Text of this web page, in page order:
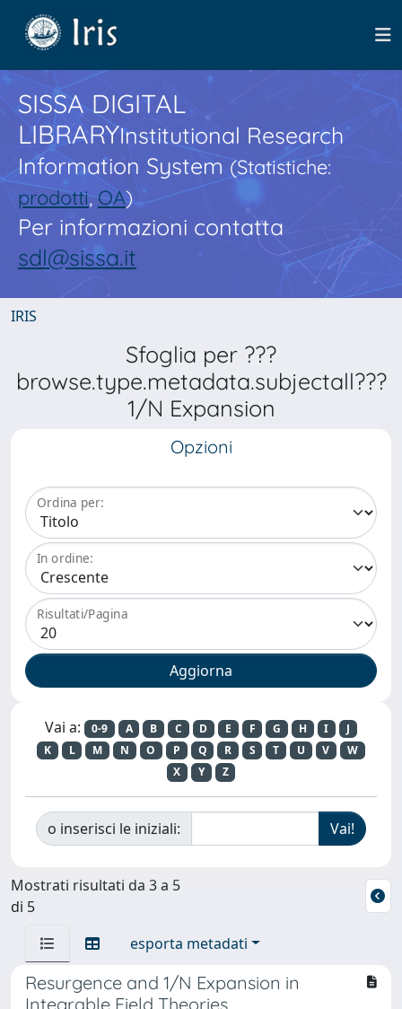
SISSA DIGITAL
LIBRARYInstitutional Research
Information System(Statistiche:
prodotti,OA)
Per informazioni contatta
sdl@sissa.it
IRIS
Sfoglia per ???
browse.type.metadata.subjectall???
1/N Expansion
Opzioni
Ordina per:
In ordine:
Risultati/Pagina
Vai a: 0-9 A B C D E F G H I
J
K
L M N O P Q R S T U V
W
X
Y Z
o inserisci le iniziali:
Mostrati risultati da 3 a 5
di 5
esporta metadati
Resurgence and 1/N Expansion in
Integrable Field Theories